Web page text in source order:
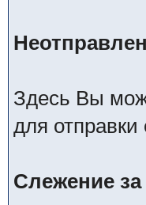
Здесь Вы
для отправки
Слежение